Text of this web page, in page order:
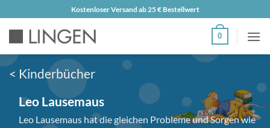
Inhalt
Kostenloser Versand ab 25 € Bestellwert
0
< Kinderbücher
Leo Lausemaus
Leo Lausemaus hat die gleichen Probleme und Sorgen wie